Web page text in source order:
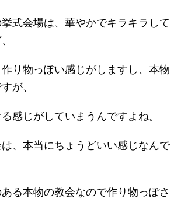
式会場は、華やかでキラキラして
り物っぽい感じがしますし、本物
が、
感じがしていまうんですよね。
、本当にちょうどいい感じなんで
る本物の教会なので作り物っぽさ